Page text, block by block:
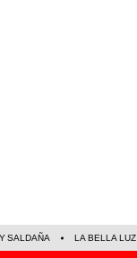
SALDAÑA LA BELLA LUZ